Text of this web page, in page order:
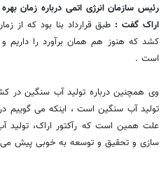
رئیس سازمان انرژی اتمی درباره زمان
اراک گفت :
کشد که هنوز هم همان برآورد را
است .
وی همچنین درباره تولید آب سنگین در
تولید آب سنگین است ، اینکه می گوییم
علت همین است که رآکتور اراک، تولید
سازی و تحقیق و توسعه به خوبی پیش می